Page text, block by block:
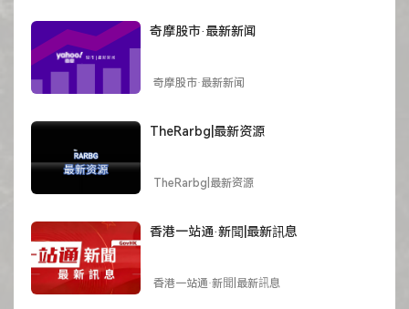
奇摩股市·最新新闻
奇摩股市·最新新闻
TheRarbg|最新资源
TheRarbg|最新资源
香港一站通·新聞|最新訊息
香港一站通·新聞|最新訊息